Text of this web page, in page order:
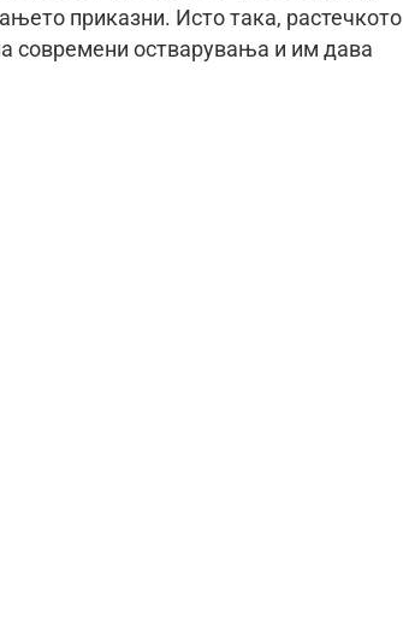
приказни. Исто така, растечкото
современи остварувања и им дава